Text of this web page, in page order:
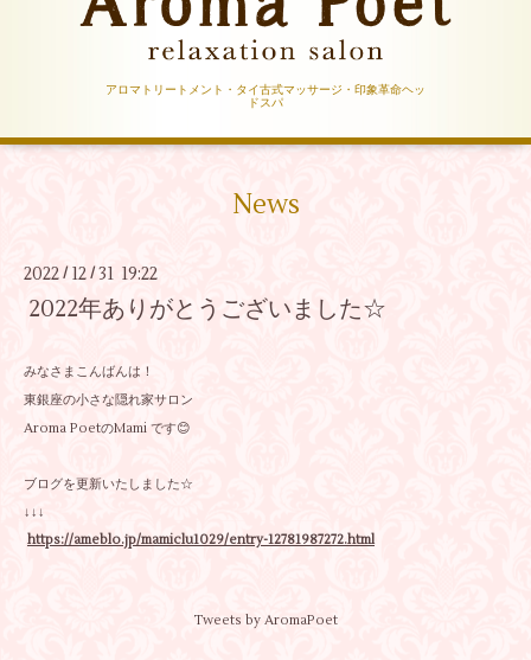
アロマトリートメント・タイ古式マッサージ・印象革命ヘッ
ドスパ
News
2022 / 12 /31 19:22
2022年ありがとうございました☆
みなさまこんばんは！
東銀座の小さな隠れ家サロン
Aroma PoetのMami です😊
ブログを更新いたしました☆
↓↓↓
https://ameblo.jp/mamiclu1029/entry-12781987272.html
Tweets by AromaPoet